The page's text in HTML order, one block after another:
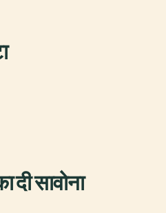
दी सावोना